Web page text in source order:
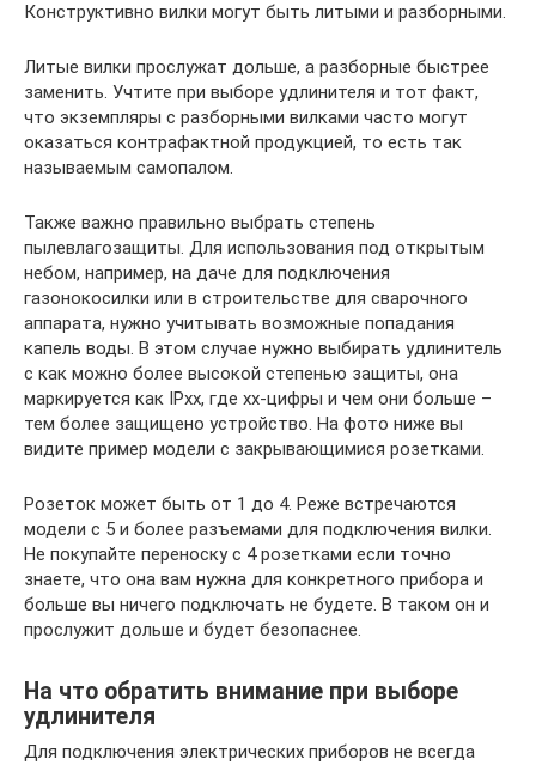
Конструктивно вилки могут быть литыми и разборными.
Литые вилки прослужат дольше, а разборные быстрее
заменить. Учтите при выборе удлинителя и тот факт,
что экземпляры с разборными вилками часто могут
оказаться контрафактной продукцией, то есть так
называемым самопалом.
Также важно правильно выбрать степень
пылевлагозащиты. Для использования под открытым
небом, например, на даче для подключения
газонокосилки или в строительстве для сварочного
аппарата, нужно учитывать возможные попадания
капель воды. В этом случае нужно выбирать удлинитель
с как можно более высокой степенью защиты, она
маркируется как IPxx, где xx-цифры и чем они больше –
тем более защищено устройство. На фото ниже вы
видите пример модели с закрывающимися розетками.
Розеток может быть от 1 до 4. Реже встречаются
модели с 5 и более разъемами для подключения вилки.
Не покупайте переноску с 4 розетками если точно
знаете, что она вам нужна для конкретного прибора и
больше вы ничего подключать не будете. В таком он и
прослужит дольше и будет безопаснее.
На что обратить внимание при выборе
удлинителя
Для подключения электрических приборов не всегда